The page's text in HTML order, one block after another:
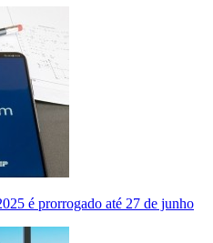
é prorrogado até 27 de junho